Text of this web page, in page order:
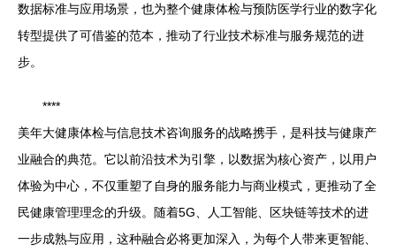
数据标准与应用场景，也为整个健康体检与预防医学行业的数字化
转型提供了可借鉴的范本，推动了行业技术标准与服务规范的进
步。
****
美年大健康体检与信息技术咨询服务的战略携手，是科技与健康产
业融合的典范。它以前沿技术为引擎，以数据为核心资产，以用户
体验为中心，不仅重塑了自身的服务能力与商业模式，更推动了全
民健康管理理念的升级。随着5G、人工智能、区块链等技术的进
一步成熟与应用，这种融合必将更加深入，为每个人带来更智能、